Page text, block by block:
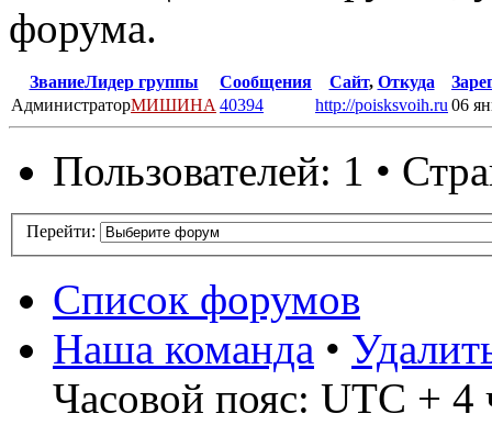
форума.
ЗваниеЛидер группы Сообщения Сайт, Откуда
АдминистраторМИШИНА 40394 http://poisksvoih.ru 06
Пользователей: 1 •
Перейти:
Список форумов
Наша команда •
Часовой пояс: UTC + 4